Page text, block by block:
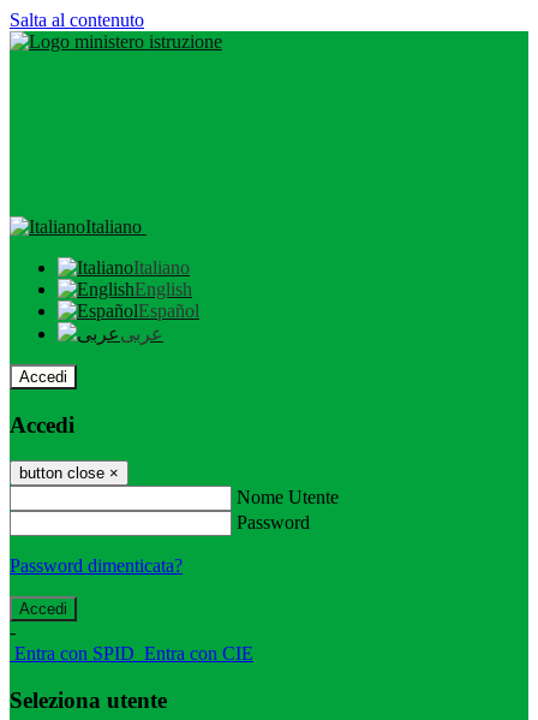
Salta al contenuto
Italiano
Italiano
English
Español
عربى
Accedi
Accedi
button close ×
Nome Utente
Password
Password dimenticata?
-
Entra con SPID Entra con CIE
Seleziona utente